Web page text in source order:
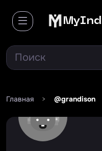
Главная > @grandison